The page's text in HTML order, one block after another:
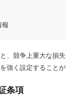
報
、競争上重大な損
強く設定することが
条項